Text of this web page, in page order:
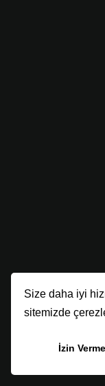
Size daha iyi
sitemizde
İzin Verme